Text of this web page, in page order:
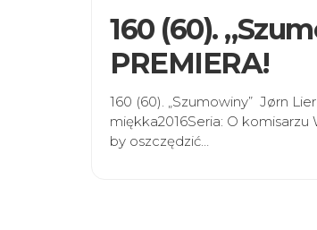
160 (60).
PREMIERA!
160 (60). „Szumowiny” Jørn
miękka2016Seria: O komisarzu
by oszczędzić…